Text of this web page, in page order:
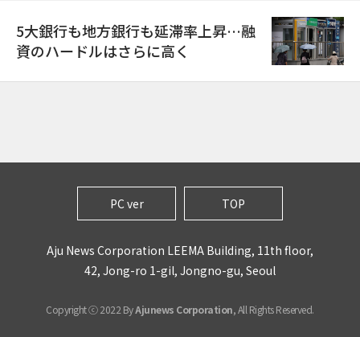
5大銀行も地方銀行も延滞率上昇…融
資のハードルはさらに高く
PC ver TOP
Aju News Corporation LEEMA Building, 11th floor,
42, Jong-ro 1-gil, Jongno-gu, Seoul
Copyright ⓒ 2022 ByAjunews Corporation, All Rights Reserved.